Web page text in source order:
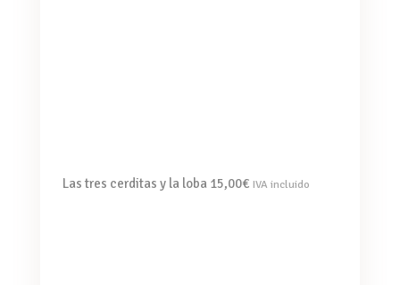
Las tres cerditas y la loba 15,00€ IVA incluido